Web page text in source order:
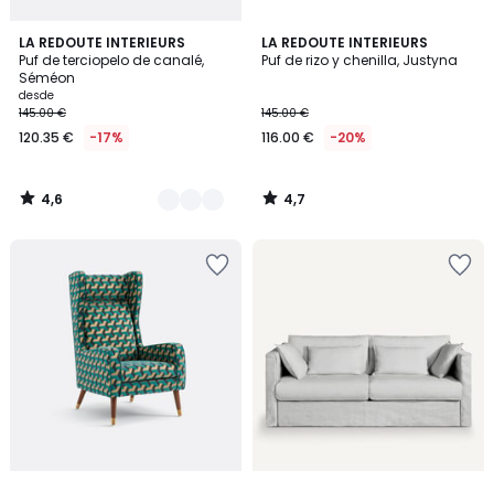
LA REDOUTE INTERIEURS
Puf de terciopelo de canalé,
Séméon
desde
145.00 €
120.35 € -17%
4,6
/ 5
3
Colores
4,6
/
LA REDOUTE INTERIEURS
Puf de rizo y chenilla, Justyna
145.00 €
116.00 € -20%
4,7
/ 5
4,7
/